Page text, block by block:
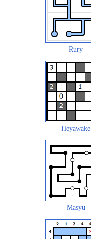
Rury
Heyawake
Masyu